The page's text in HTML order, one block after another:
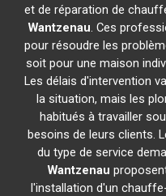
et de réparation de
Wantzenau. Ces
pour résoudre les
soit pour une maison
Les délais d'intervention
la situation, mais les
habitués à travailler
besoins de leurs clients.
du type de service
Wantzenau
l'installation d'un